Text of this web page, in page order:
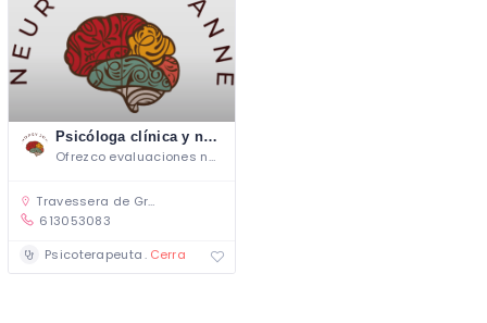
Psicóloga clínica y neuropsicóloga francesa en Barcelona
Ofrezco evaluaciones neuropsicológicas
Travessera de Gràcia, 12, Barcelone, Espagne
613053083
Psicoterapeuta Cerrado